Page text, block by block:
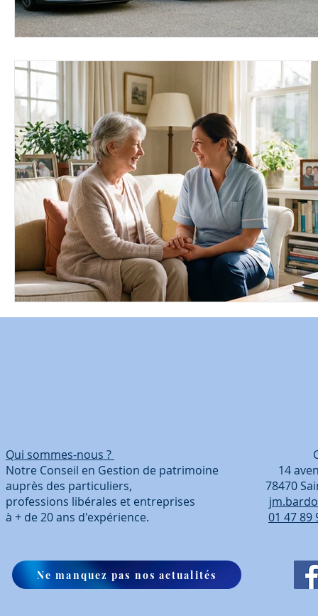
Qui sommes-nous ?
Notre Conseil en Gestion de patrimoine 14
auprès des particuliers, 78470 Saint-
professions libérales et entreprises
à + de 20 ans d'expérience. 01 47 89
Ne manquez pas nos actualités